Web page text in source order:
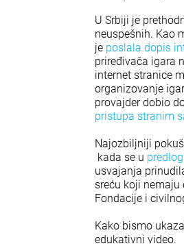
U Srbiji je
neuspešnih. Kao
je poslala dopis
priređivača igara
internet stranice
organizovanje
provajder dobio
pristupa stranim
Najozbiljniji
kada se u
usvajanja
sreću koji nemaju
Fondacije i
Kako bismo
edukativni video.